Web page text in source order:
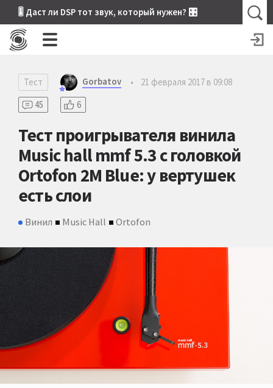
🎚 Даст ли DSP тот звук, который нужен? 🎛
Тест Gorbatov •
21 февраля 2017 в 09:08
45
6
Тест проигрывателя винила
Music hall mmf 5.3 с головкой
Ortofon 2M Blue: у вертушек
есть слои
Винил Music Hall Ortofon